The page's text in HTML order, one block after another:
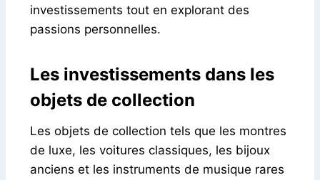
investissements tout en explorant des
passions personnelles.
Les investissements dans les
objets de collection
Les objets de collection tels que les montres
de luxe, les voitures classiques, les bijoux
anciens et les instruments de musique rares